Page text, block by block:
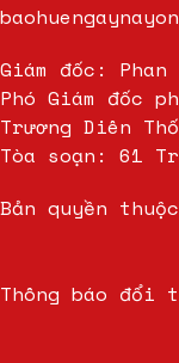
Giám đốc: Phan
Phó Giám đốc
Trương Diên
Tòa soạn: 61
Bản quyền
Thông báo đổi